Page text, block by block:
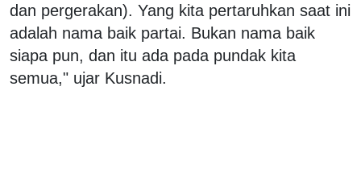
dan pergerakan). Yang kita pertaruhkan saat ini
adalah nama baik partai. Bukan nama baik
siapa pun, dan itu ada pada pundak kita
semua," ujar Kusnadi.